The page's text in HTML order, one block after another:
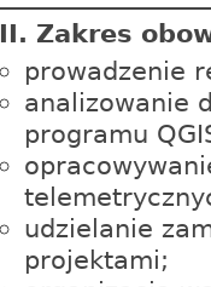
II. Zakres
prowadzenie
analizowanie
programu
udzielanie
projektami;